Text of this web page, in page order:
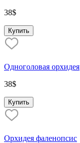
38$
Купить
Oдноголовая орхидея
38$
Купить
Орхидея фаленопсис